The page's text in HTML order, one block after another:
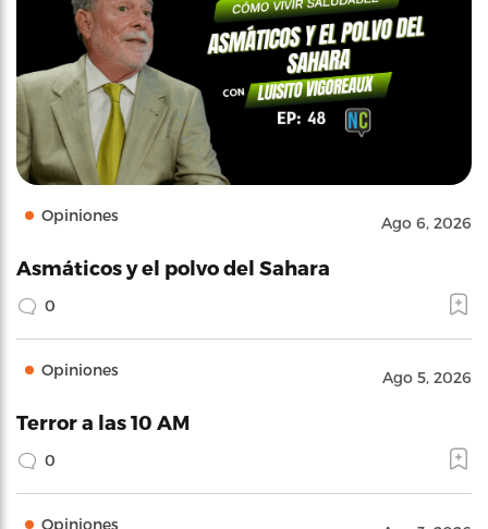
Opiniones Ago 6, 2026
Asmáticos y el polvo del Sahara
0
Opiniones Ago 5, 2026
Terror a las 10 AM
0
Opiniones